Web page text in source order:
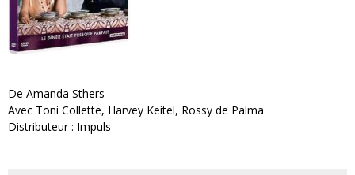
De Amanda Sthers
Avec Toni Collette, Harvey Keitel, Rossy de Palma
Distributeur : Impuls